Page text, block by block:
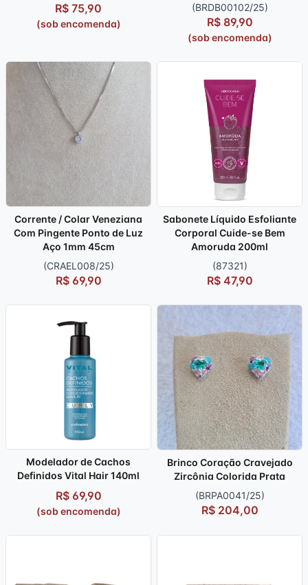
R$ 75,90
(sob encomenda)
(BRDB00102/25)
R$ 89,90
(sob encomenda)
Corrente / Colar Veneziana
Com Pingente Ponto de Luz
Aço 1mm 45cm
(CRAEL008/25)
R$ 69,90
Sabonete Líquido Esfoliante
Corporal Cuide-se Bem
Amoruda 200ml
(87321)
R$ 47,90
Modelador de Cachos
Definidos Vital Hair 140ml
R$ 69,90
(sob encomenda)
Brinco Coração Cravejado
Zircônia Colorida Prata
(BRPA0041/25)
R$ 204,00